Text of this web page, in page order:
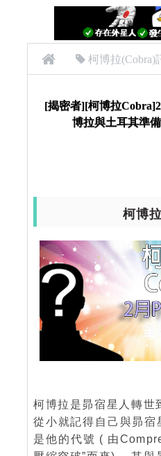
柯博拉(Cobra)
土耳其準備轉變團隊的訪談
[揭密者][柯博拉
博拉與土耳其準
柯博
柯博拉是昴宿星人轉世
從小就記得自己與昴
是他的代號 ( 由